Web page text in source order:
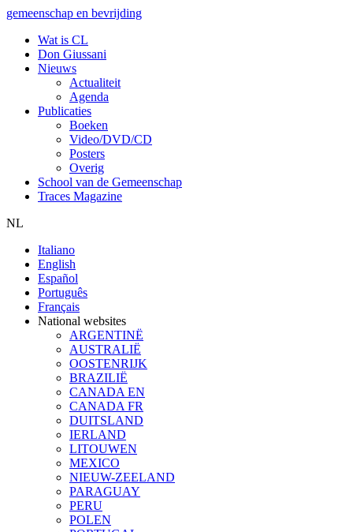
gemeenschap en bevrijding
Wat is CL
Don Giussani
Nieuws
Actualiteit
Agenda
Publicaties
Boeken
Video/DVD/CD
Posters
Overig
School van de Gemeenschap
Traces Magazine
NL
Italiano
English
Español
Português
Français
National websites
ARGENTINË
AUSTRALIË
OOSTENRIJK
BRAZILIË
CANADA EN
CANADA FR
DUITSLAND
IERLAND
LITOUWEN
MEXICO
NIEUW-ZEELAND
PARAGUAY
PERU
POLEN